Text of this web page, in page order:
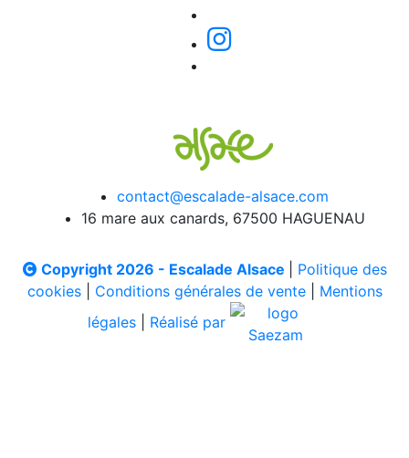
contact@escalade-alsace.com
16 mare aux canards, 67500 HAGUENAU
Copyright 2026 - Escalade Alsace
Politique des
cookies| Conditions générales de vente| Mentions
légales
Réalisé par